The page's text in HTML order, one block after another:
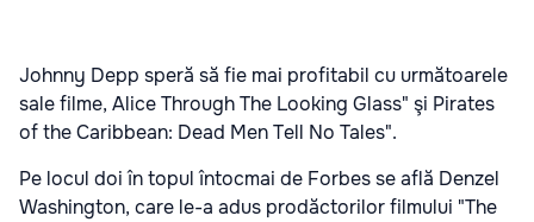
Johnny Depp speră să fie mai profitabil cu următoarele
sale filme, Alice Through The Looking Glass" şi Pirates
of the Caribbean: Dead Men Tell No Tales".
Pe locul doi în topul întocmai de Forbes se află Denzel
Washington, care le-a adus prodăctorilor filmului "The